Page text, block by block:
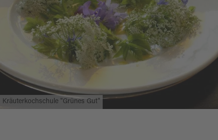
Gutscheine verschenken & besonderen
Genuss erleben
Quelle:destination.one , zuletzt geändert am 21.12.2023
Kräuterkochschule "Grünes Gut"